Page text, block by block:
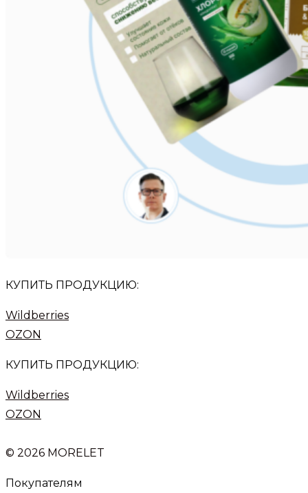
КУПИТЬ ПРОДУКЦИЮ:
Wildberries
OZON
КУПИТЬ ПРОДУКЦИЮ:
Wildberries
OZON
© 2026 MORELET
Покупателям